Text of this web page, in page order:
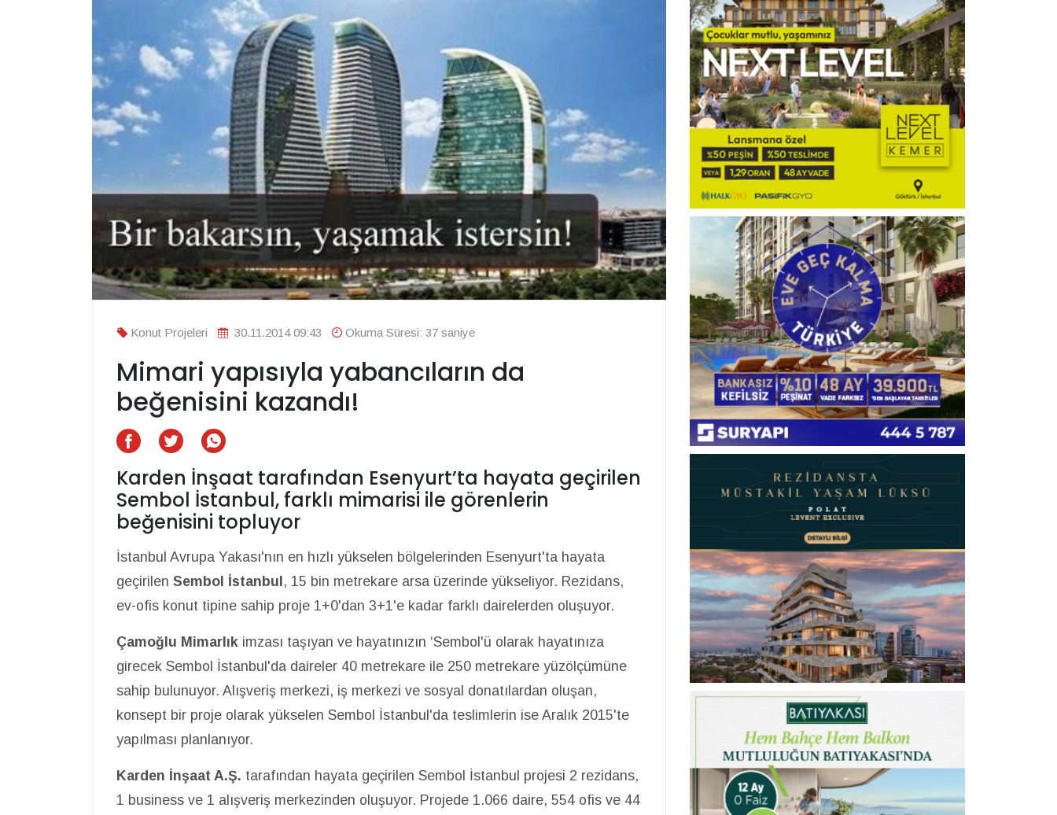
Konut Projeleri 30.11.2014 09:43 Okuma Süresi: 37 saniye
Mimari yapısıyla yabancıların da
beğenisini kazandı!
Karden İnşaat tarafından Esenyurt’ta hayata geçirilen
Sembol İstanbul, farklı mimarisi ile görenlerin
beğenisini topluyor
İstanbul Avrupa Yakası'nın en hızlı yükselen bölgelerinden Esenyurt'ta hayata
geçirilen Sembol İstanbul, 15 bin metrekare arsa üzerinde yükseliyor. Rezidans,
ev-ofis konut tipine sahip proje 1+0'dan 3+1'e kadar farklı dairelerden oluşuyor.
Çamoğlu Mimarlık imzası taşıyan ve hayatınızın ‘Sembol'ü olarak hayatınıza
girecek Sembol İstanbul'da daireler 40 metrekare ile 250 metrekare yüzölçümüne
sahip bulunuyor. Alışveriş merkezi, iş merkezi ve sosyal donatılardan oluşan,
konsept bir proje olarak yükselen Sembol İstanbul'da teslimlerin ise Aralık 2015'te
yapılması planlanıyor.
Karden İnşaat A.Ş. tarafından hayata geçirilen Sembol İstanbul projesi 2 rezidans,
1 business ve 1 alışveriş merkezinden oluşuyor. Projede 1.066 daire, 554 ofis ve 44